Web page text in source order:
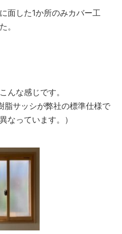
面した1か所のみカバー工
。
んな感じです。
脂サッシが弊社の標準仕様で
なっています。）